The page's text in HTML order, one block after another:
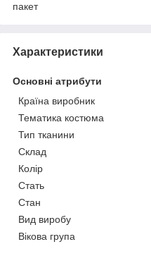
пакет
Характеристики
Основні атрибути
Країна виробник
Тематика костюма
Тип тканини
Склад
Колір
Стать
Стан
Вид виробу
Вікова група